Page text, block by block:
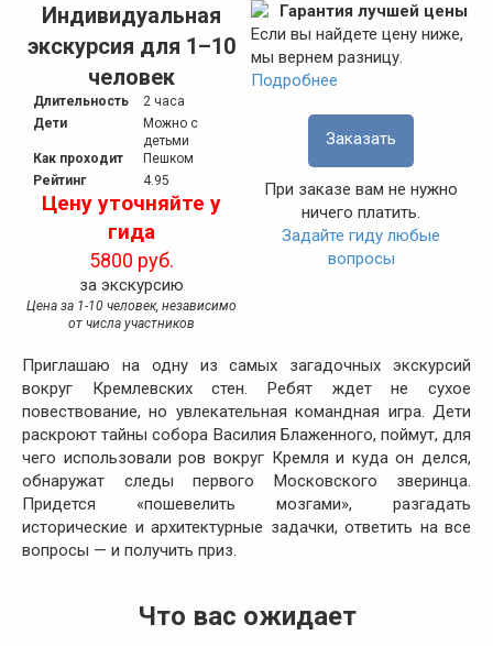
Индивидуальная
экскурсия для 1–10
человек
Длительность
2 часа
Дети
Можно с
детьми
Как проходит
Пешком
Рейтинг
4.95
Цену уточняйте у
гида
5800 руб.
за экскурсию
Цена за 1-10 человек, независимо
от числа участников
Гарантия лучшей цены
Если вы найдете цену ниже,
мы вернем разницу.
Подробнее
Заказать
При заказе вам не нужно
ничего платить.
Задайте гиду любые
вопросы
Приглашаю на одну из самых загадочных экскурсий
вокруг Кремлевских стен. Ребят ждет не сухое
повествование, но увлекательная командная игра. Дети
раскроют тайны собора Василия Блаженного, поймут, для
чего использовали ров вокруг Кремля и куда он делся,
обнаружат следы первого Московского зверинца.
Придется «пошевелить мозгами», разгадать
исторические и архитектурные задачки, ответить на все
вопросы — и получить приз.
Что вас ожидает